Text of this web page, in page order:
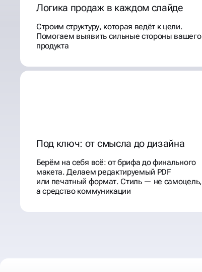
Логика продаж в каждом слайде
Строим структуру, которая ведёт к цели.
Помогаем выявить сильные стороны вашего
продукта
Под ключ: от смысла до дизайна
Берём на себя всё: от брифа до финального
макета. Делаем редактируемый PDF
или печатный формат. Стиль — не самоцель,
а средство коммуникации